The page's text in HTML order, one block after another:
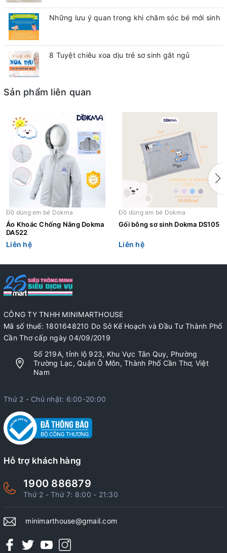
Những lưu ý quan trong khi chăm sóc bé mới sinh
8 Tuyệt chiêu xoa dịu trẻ sơ sinh gắt ngủ
Sản phẩm liên quan
Đồ dùng em bé Dokma
Áo Khoác Chống Nắng Dokma
DA522
Liên hệ
Đồ dùng em bé Dokma
Gối bông sơ sinh Dokma DS105
Liên hệ
CÔNG TY TNHH MINIMARTHOUSE
Mã số thuế: 1801648210 Do Sở Kế Hoạch và Đầu Tư Thành Phố
Cần Thơ cấp ngày 04/09/2019
Số 219A, tỉnh lộ 923, Khu Vực Tân Quy, Phường
Trường Lạc, Quận Ô Môn, Thành Phố Cần Thơ, Việt
Nam
Thứ 2 - Chủ nhật: 6:00-20:00
Hỗ trợ khách hàng
1900 886879
Thứ 2 - Thứ 7: 8:00 - 21:30
minimarthouse@gmail.com